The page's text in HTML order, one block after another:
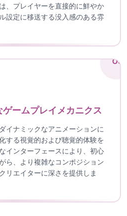
、プレイヤーを直接的に鮮やか
設定に移送する没入感のある雰
03
ームプレイメカニクス
イナミックなアニメーションに
する視覚的および聴覚的体験を
インターフェースにより、初心
ら、より複雑なコンポジション
リエイターに深さを提供しま